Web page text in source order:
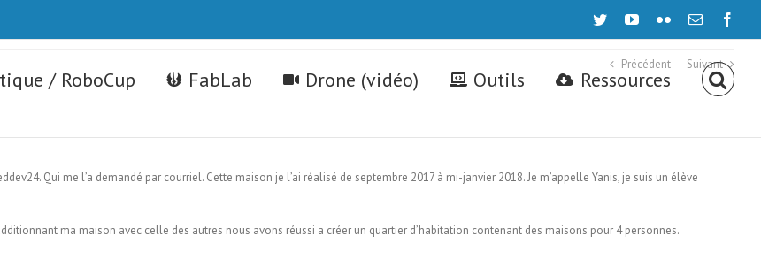
twitteryoutubeflickrEmail
/ RoboCup FabLab Drone (vidéo) Outils Ressources
Précédent Suivant
Qui me l’a demandé par courriel. Cette maison je l’ai réalisé de septembre 2017 à mi-janvier 2018. Je m’appelle Yanis, je suis un élève
ma maison avec celle des autres nous avons réussi a créer un quartier d’habitation contenant des maisons pour 4 personnes.